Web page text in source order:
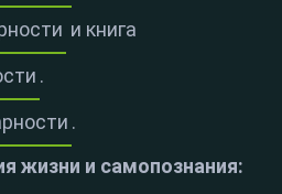
и книга
.
.
жизни и самопознания: